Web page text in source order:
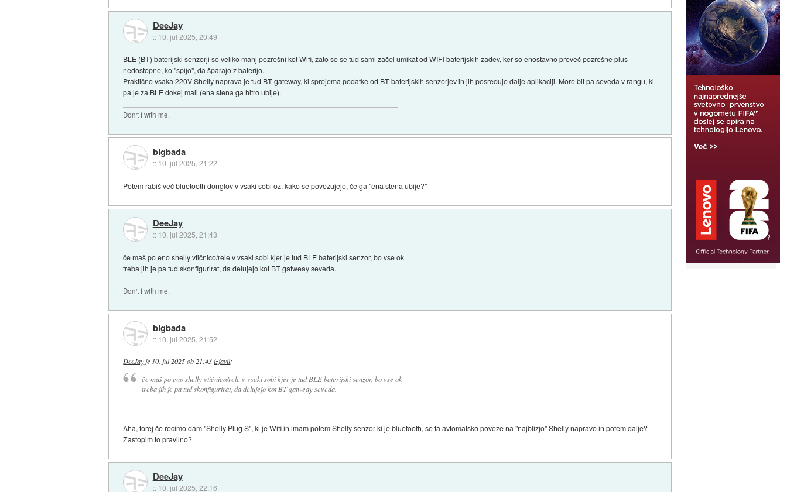
DeeJay
:: 10. jul 2025, 20:49
BLE (BT) baterijski senzorji so veliko manj požrešni kot Wifi, zato so se tud sami začel umikat od WIFI baterijskih zadev, ker so enostavno preveč požrešne plus
nedostopne, ko "spijo", da šparajo z baterijo.
Praktično vsaka 220V Shelly naprava je tud BT gateway, ki sprejema podatke od BT baterijskih senzorjev in jih posreduje dalje aplikaciji. More bit pa seveda v rangu, ki
pa je za BLE dokej mali (ena stena ga hitro ubije).
Don't f with me.
bigbada
:: 10. jul 2025, 21:22
Potem rabiš več bluetooth donglov v vsaki sobi oz. kako se povezujejo, če ga "ena stena ubije?"
DeeJay
:: 10. jul 2025, 21:43
če maš po eno shelly vtičnico/rele v vsaki sobi kjer je tud BLE baterijski senzor, bo vse ok
treba jih je pa tud skonfigurirat, da delujejo kot BT gatweay seveda.
Don't f with me.
bigbada
:: 10. jul 2025, 21:52
DeeJayje 10. jul 2025 ob 21:43 izjavil:
če maš po eno shelly vtičnico/rele v vsaki sobi kjer je tud BLE baterijski senzor, bo vse ok
treba jih je pa tud skonfigurirat, da delujejo kot BT gatweay seveda.
Aha, torej če recimo dam "Shelly Plug S", ki je Wifi in imam potem Shelly senzor ki je bluetooth, se ta avtomatsko poveže na "najbližjo" Shelly napravo in potem dalje?
Zastopim to pravilno?
DeeJay
:: 10. jul 2025, 22:16